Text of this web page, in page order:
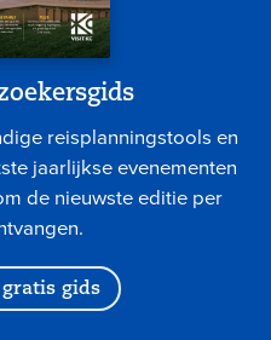
reisplanningstools en
jaarlijkse evenementen
de nieuwste editie per
gids